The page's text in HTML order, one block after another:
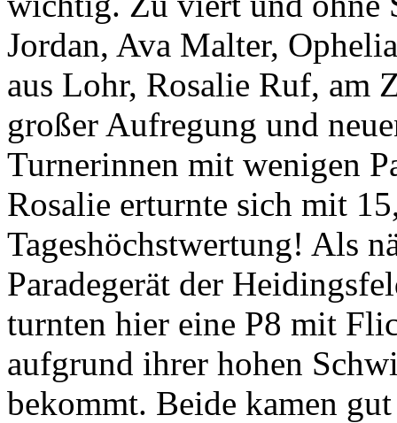
Jordan, Ava Malter,
aus Lohr, Rosalie Ruf, am
großer Aufregung und
Turnerinnen mit wenigen
Rosalie erturnte sich mit
Tageshöchstwertung! Als
Paradegerät der
turnten hier eine P8 mit
aufgrund ihrer hohen
bekommt. Beide kamen